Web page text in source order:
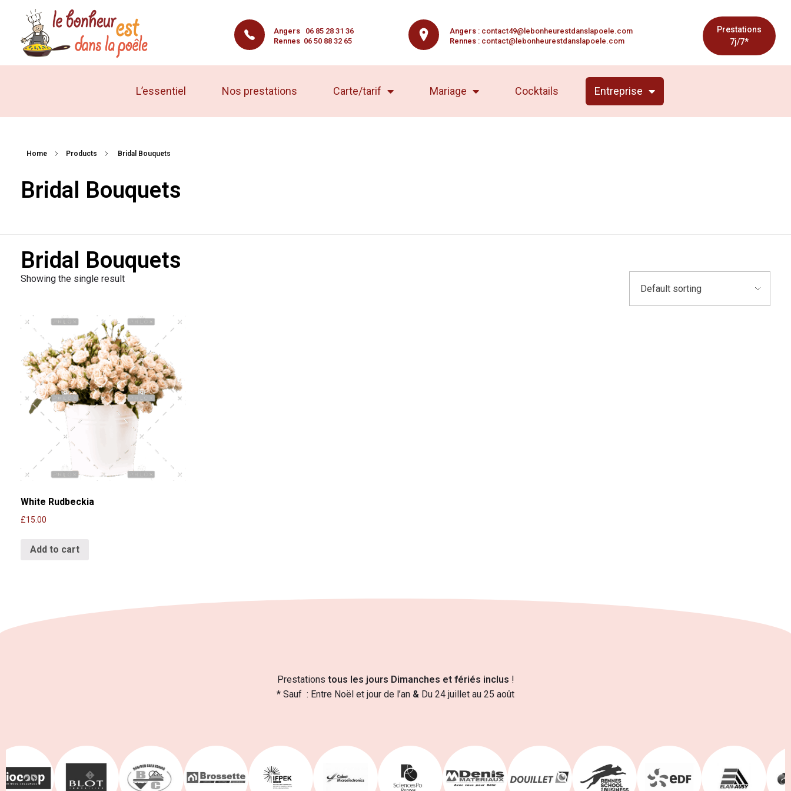
le bonheur est dans la poele
Traiteur à Rennes
Angers 06 85 28 31 36
Rennes 06 50 88 32 65
Angers : contact49@lebonheurestdanslapoele.com
Rennes : contact@lebonheurestdanslapoele.com
Prestations
7j/7*
L’essentiel Nos prestations Carte/tarif Mariage Cocktails Entreprise
Home Products Bridal Bouquets
Bridal Bouquets
Bridal Bouquets
Showing the single result
White Rudbeckia
£15.00
Add to cart
Prestations tous les jours Dimanches et fériés inclus !
* Sauf : Entre Noël et jour de l’an & Du 24 juillet au 25 août